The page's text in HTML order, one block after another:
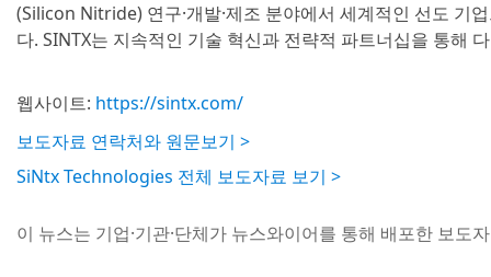
(Silicon Nitride) 연구·개발·제조 분야에서 세계적인 선도 기
다. SINTX는 지속적인 기술 혁신과 전략적 파트너십을 통해
웹사이트: https://sintx.com/
보도자료 연락처와 원문보기 >
SiNtx Technologies 전체 보도자료 보기 >
이 뉴스는 기업·기관·단체가 뉴스와이어를 통해 배포한 보도